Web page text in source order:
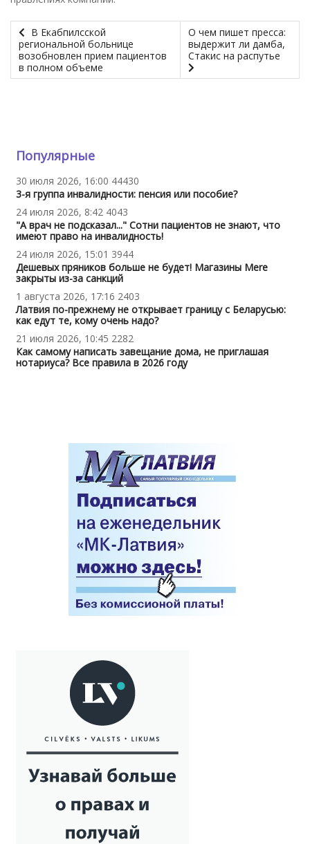
В Екабпилсской
региональной больнице
возобновлен прием пациентов
в полном объеме
О чем пишет пресса:
выдержит ли дамба,
Стакис на распутье
Популярные
30 июля 2026, 16:00 44430
3-я группа инвалидности: пенсия или пособие?
24 июля 2026, 8:42 4043
"А врач не подсказал..." Сотни пациентов не знают, что
имеют право на инвалидность!
24 июля 2026, 15:01 3944
Дешевых пряников больше не будет! Магазины Mere
закрыты из-за санкций
1 августа 2026, 17:16 2403
Латвия по-прежнему не открывает границу с Беларусью:
как едут те, кому очень надо?
21 июля 2026, 10:45 2282
Как самому написать завещание дома, не приглашая
нотариуса? Все правила в 2026 году